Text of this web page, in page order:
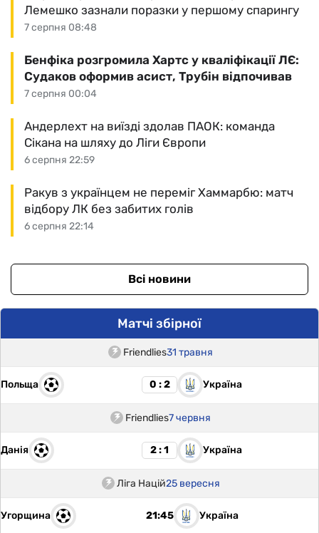
7 серпня 08:48
Лемешко зазнали поразки у першому спарингу
7 серпня 00:04
Бенфіка розгромила Хартс у кваліфікації ЛЄ:
Судаков оформив асист, Трубін відпочивав
6 серпня 22:59
Андерлехт на виїзді здолав ПАОК: команда
Сікана на шляху до Ліги Європи
6 серпня 22:14
Ракув з українцем не переміг Хаммарбю: матч
відбору ЛК без забитих голів
Всі новини
Матчі збірної
Friendlies31 травня
Польща 0 : 2 Україна
Friendlies7 червня
Данія 2 : 1 Україна
Ліга Націй25 вересня
Угорщина 21:45 Україна